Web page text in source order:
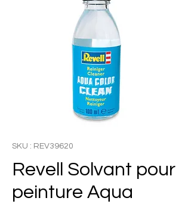
SKU : REV39620
Revell Solvant pour
peinture Aqua